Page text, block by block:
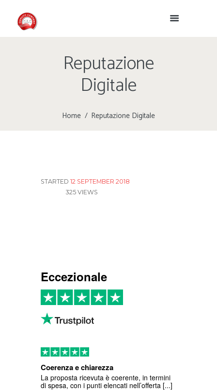
Reputazione
Digitale
Home Reputazione Digitale
STARTED 12 SEPTEMBER 2018
325VIEWS
Eccezionale
Coerenza e chiarezza
La proposta ricevuta è coerente, in termini
di spesa, con i punti elencati nell’offerta [...]